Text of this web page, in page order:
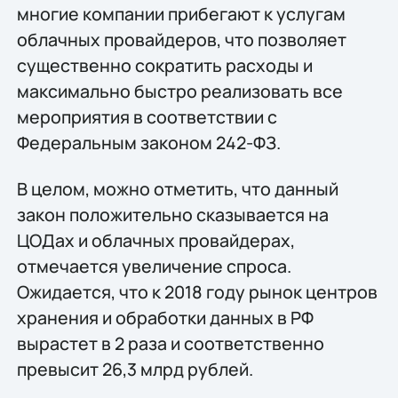
многие компании прибегают к услугам
облачных провайдеров, что позволяет
существенно сократить расходы и
максимально быстро реализовать все
мероприятия в соответствии с
Федеральным законом 242-ФЗ.
В целом, можно отметить, что данный
закон положительно сказывается на
ЦОДах и облачных провайдерах,
отмечается увеличение спроса.
Ожидается, что к 2018 году рынок центров
хранения и обработки данных в РФ
вырастет в 2 раза и соответственно
превысит 26,3 млрд рублей.